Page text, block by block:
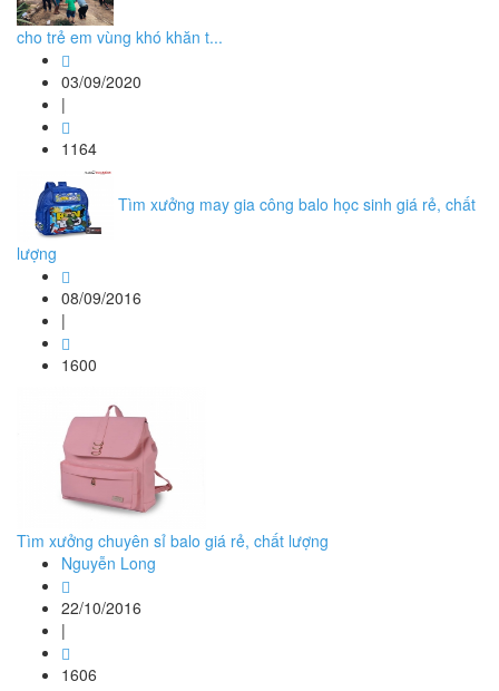
cho trẻ em vùng khó khăn t...
03/09/2020
|
1164
Tìm xưởng may gia công balo học sinh giá rẻ, chất
lượng
08/09/2016
|
1600
Tìm xưởng chuyên sỉ balo giá rẻ, chất lượng
Nguyễn Long
22/10/2016
|
1606